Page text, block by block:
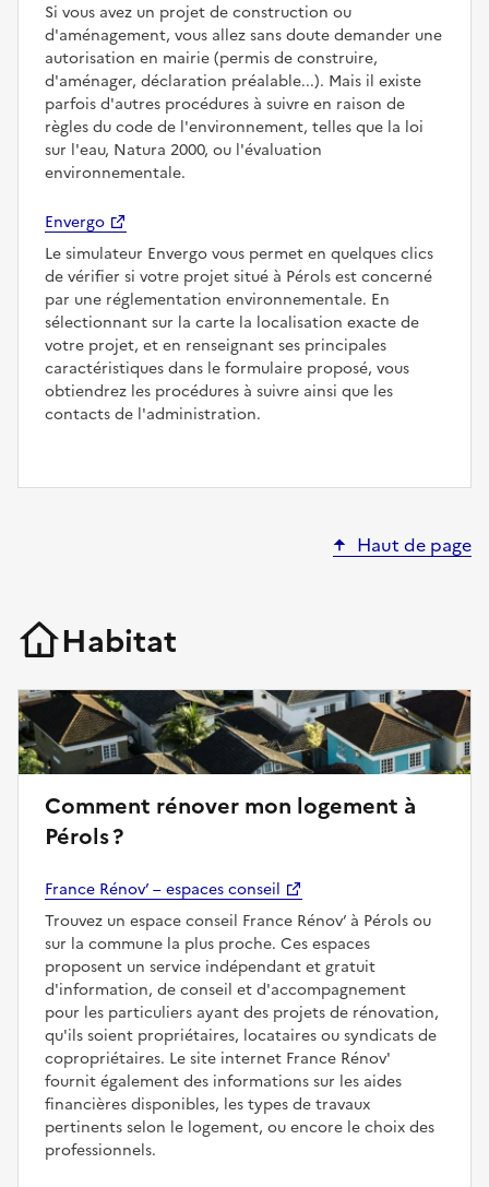
Si vous avez un projet de construction ou
d'aménagement, vous allez sans doute demander une
autorisation en mairie (permis de construire,
d'aménager, déclaration préalable...). Mais il existe
parfois d'autres procédures à suivre en raison de
règles du code de l'environnement, telles que la loi
sur l'eau, Natura 2000, ou l'évaluation
environnementale.
Envergo
Le simulateur Envergo vous permet en quelques clics
de vérifier si votre projet situé à Pérols est concerné
par une réglementation environnementale. En
sélectionnant sur la carte la localisation exacte de
votre projet, et en renseignant ses principales
caractéristiques dans le formulaire proposé, vous
obtiendrez les procédures à suivre ainsi que les
contacts de l'administration.
Haut de page
Habitat
Comment rénover mon logement à
Pérols ?
France Rénov’ – espaces conseil
Trouvez un espace conseil France Rénov’ à Pérols ou
sur la commune la plus proche. Ces espaces
proposent un service indépendant et gratuit
d'information, de conseil et d'accompagnement
pour les particuliers ayant des projets de rénovation,
qu'ils soient propriétaires, locataires ou syndicats de
copropriétaires. Le site internet France Rénov'
fournit également des informations sur les aides
financières disponibles, les types de travaux
pertinents selon le logement, ou encore le choix des
professionnels.